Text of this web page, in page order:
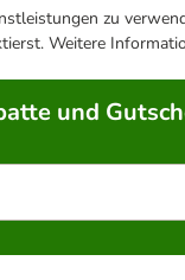
zu
Weitere
und